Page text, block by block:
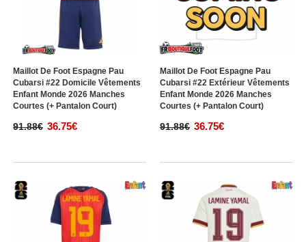
Maillot De Foot Espagne Pau
Cubarsi #22 Domicile Vêtements
Enfant Monde 2026 Manches
Courtes (+ Pantalon Court)
91.88€ 36.75€
Maillot De Foot Espagne Pau
Cubarsi #22 Extérieur Vêtements
Enfant Monde 2026 Manches
Courtes (+ Pantalon Court)
91.88€ 36.75€